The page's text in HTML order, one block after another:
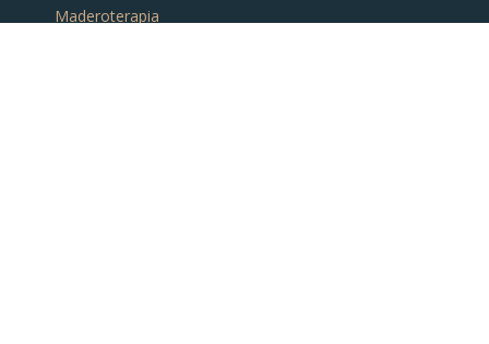
Maderoterapia